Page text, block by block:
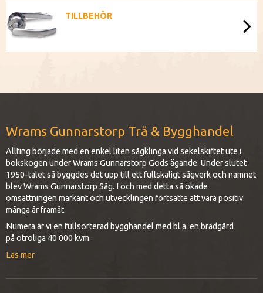
TILLBEHÖR
Wrams Gunnarstorp Trä & Bygghandel
Allting började med en enkel liten sågklinga vid sekelskiftet ute i
bokskogen under Wrams Gunnarstorp Gods ägande. Under slutet
1950-talet så byggdes det upp till ett fullskaligt sågverk och namnet
blev Wrams Gunnarstorp Såg. I och med detta så ökade
omsättningen markant och utvecklingen fortsatte att vara positiv
många år framåt.
Numera är vi en fullsorterad bygghandel med bl.a. en brädgård
på otroliga 40 000 kvm.
Läs mer